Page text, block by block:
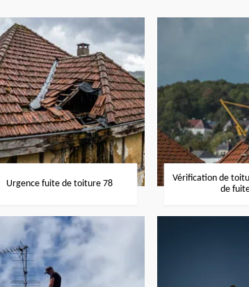
Urgence fuite de toiture 78
Vérification de
de